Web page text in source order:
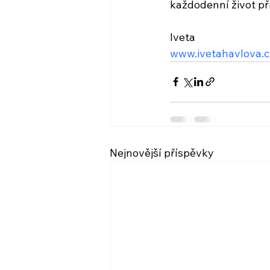
každodenní život
Iveta
Nejnovější příspěvky